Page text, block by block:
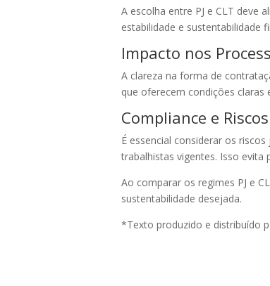
A escolha entre PJ e CLT deve
estabilidade e sustentabilidade
Impacto nos
A clareza na forma de
que oferecem condições claras
Compliance e
É essencial considerar os
trabalhistas vigentes. Isso
Ao comparar os regimes PJ e
sustentabilidade desejada.
*Texto produzido e distribuído